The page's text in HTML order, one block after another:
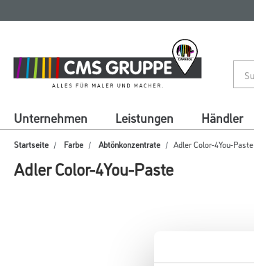
springen
springen
Unternehmen Leistungen Händler
Startseite Farbe Abtönkonzentrate Adler Color-4You-Paste
Adler Color-4You-Paste